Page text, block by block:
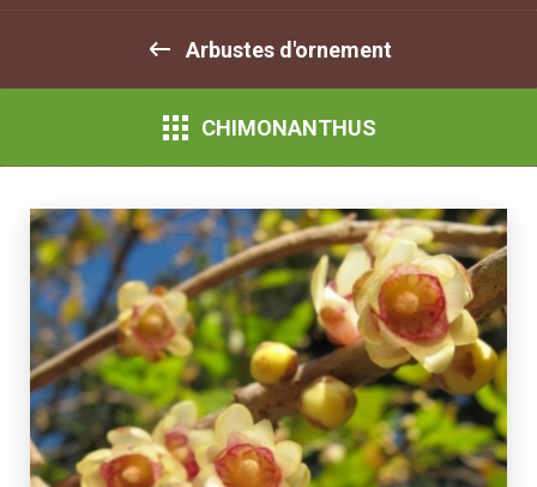
Arbustes d'ornement
CHIMONANTHUS